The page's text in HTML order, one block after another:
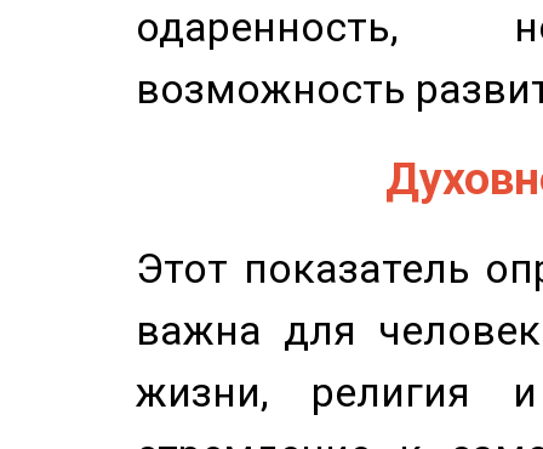
одаренность,
возможность
Этот показатель
важна для
жизни, религия